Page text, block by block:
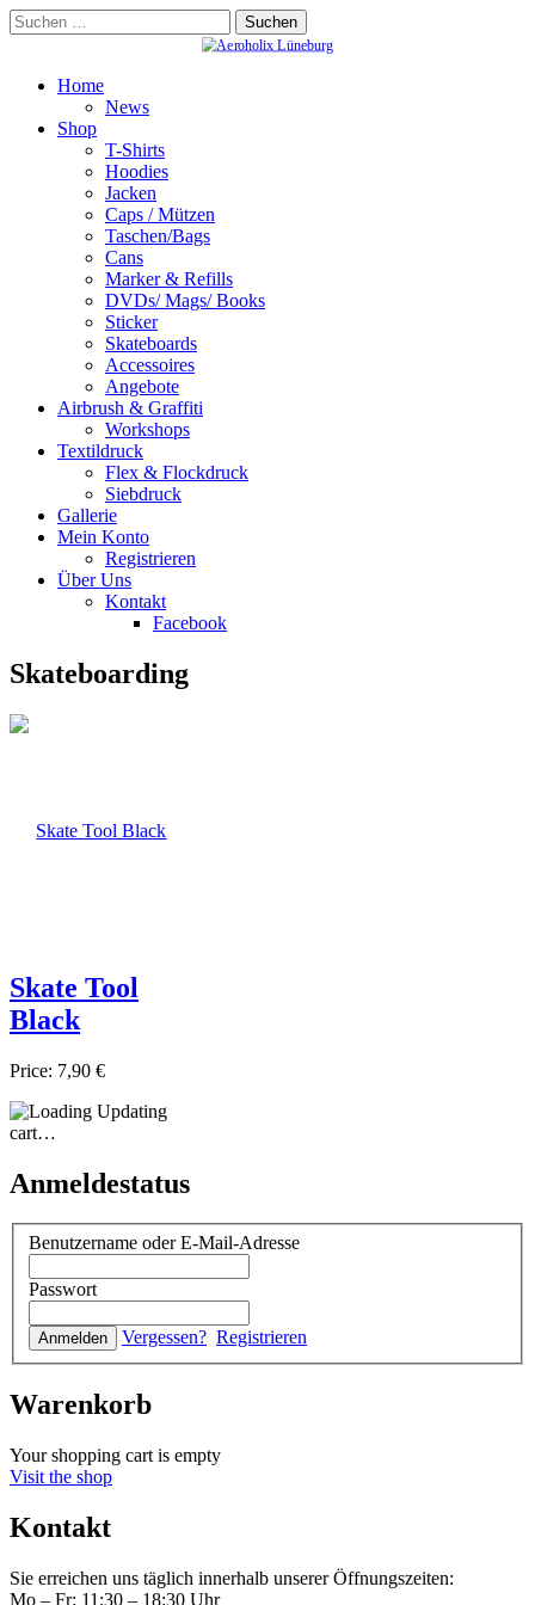
Skip
to
Suchen
nach:
Home
News
Shop
T-Shirts
Hoodies
Jacken
Caps / Mützen
Taschen/Bags
Cans
Marker & Refills
DVDs/ Mags/ Books
Sticker
Skateboards
Accessoires
Angebote
Airbrush & Graffiti
Workshops
Textildruck
Flex & Flockdruck
Siebdruck
Gallerie
Mein Konto
Registrieren
Über Uns
Kontakt
Facebook
Skateboarding
Skate Tool
Black
Price: 7,90 €
Updating
cart…
Anmeldestatus
Benutzername oder E-Mail-Adresse
Passwort
Vergessen? Registrieren
Warenkorb
Your shopping cart is empty
Visit the shop
Kontakt
Sie erreichen uns täglich innerhalb unserer Öffnungszeiten:
Mo – Fr: 11:30 – 18:30 Uhr